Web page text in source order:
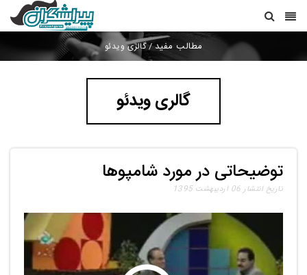
مطالب مفید/گالری ویدئو
گالری ویدئو
توضیحاتی در مورد شامپوها
تاریخ انتشار 06 اردیبهشت 1395